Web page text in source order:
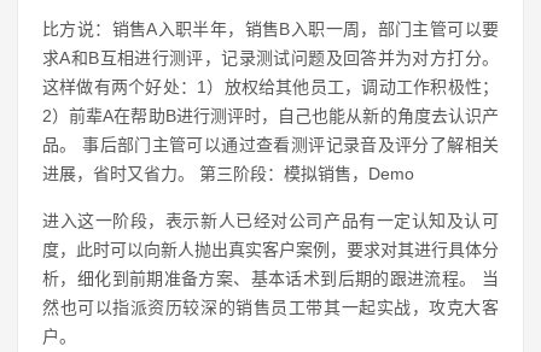
比方说：销售A入职半年，销售B入职一周，部门主管可以要
求A和B互相进行测评，记录测试问题及回答并为对方打分。
这样做有两个好处：1）放权给其他员工，调动工作积极性；
2）前辈A在帮助B进行测评时，自己也能从新的角度去认识产
品。 事后部门主管可以通过查看测评记录音及评分了解相关
进展，省时又省力。 第三阶段：模拟销售，Demo
进入这一阶段，表示新人已经对公司产品有一定认知及认可
度，此时可以向新人抛出真实客户案例，要求对其进行具体分
析，细化到前期准备方案、基本话术到后期的跟进流程。 当
然也可以指派资历较深的销售员工带其一起实战，攻克大客
户。